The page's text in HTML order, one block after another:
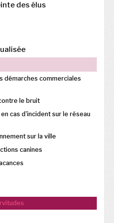
des élus
démarches commerciales
le bruit
cas d'incident sur le réseau
sur la ville
canines